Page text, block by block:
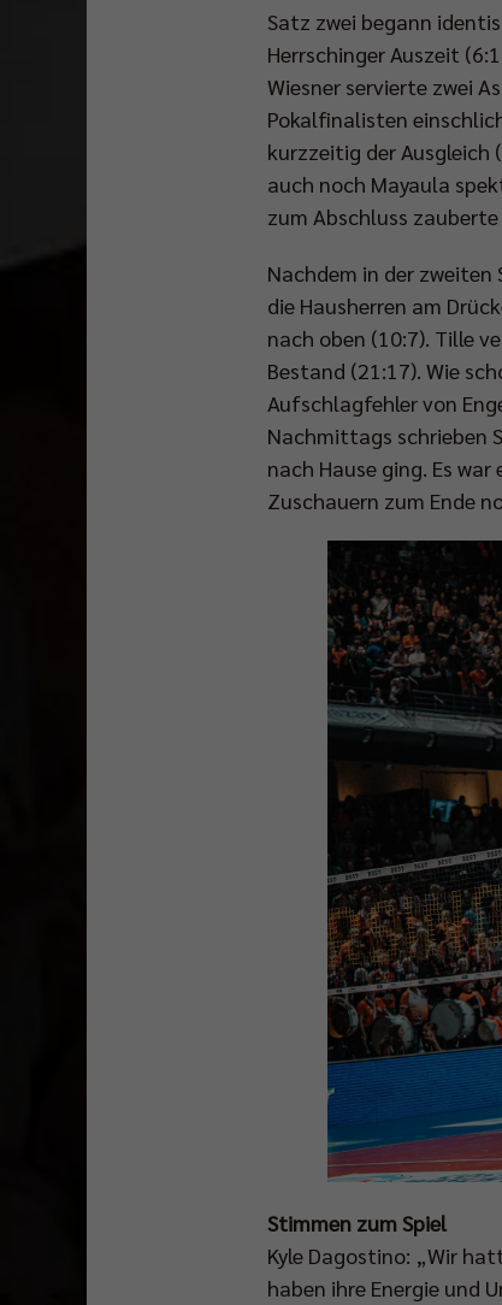
Satz zwei begann
Herrschinger Auszeit
Wiesner servierte zwei
Pokalfinalisten
kurzzeitig der
auch noch Mayaula
zum Abschluss
Nachdem in der
die Hausherren am
nach oben (10:7). Tille
Bestand (21:17). Wie
Aufschlagfehler von
Nachmittags schrieben
nach Hause ging. Es
Zuschauern zum Ende
Stimmen zum Spiel
Kyle Dagostino: „Wir
haben ihre Energie und